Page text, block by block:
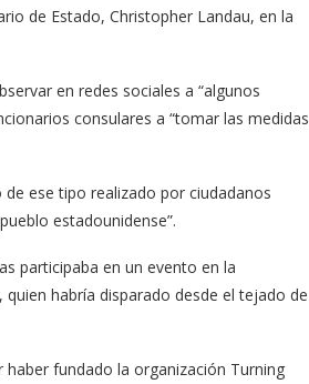
de Estado, Christopher Landau, en la
en redes sociales a “algunos
consulares a “tomar las medidas
ese tipo realizado por ciudadanos
estadounidense”.
participaba en un evento en la
habría disparado desde el tejado de
fundado la organización Turning